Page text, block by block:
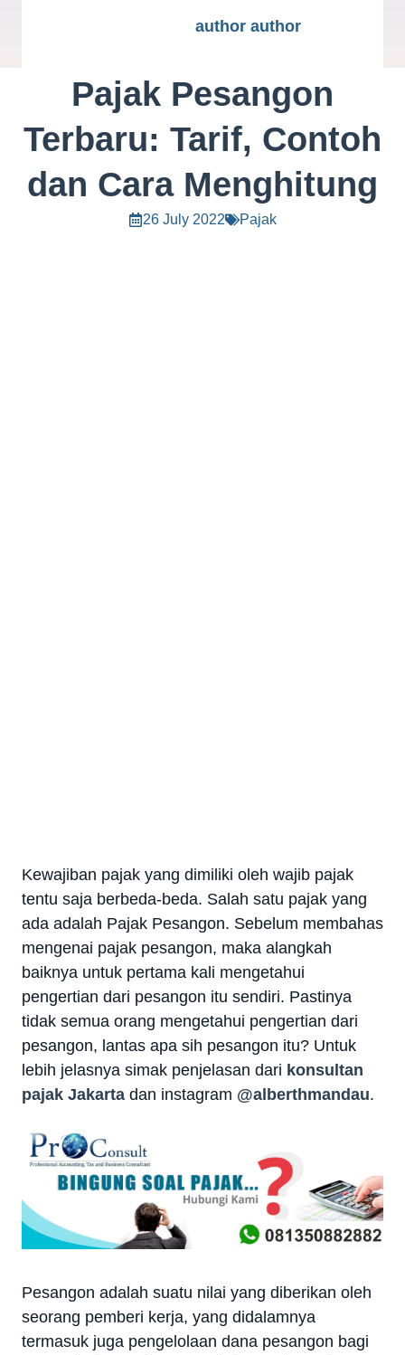
author author
Pajak Pesangon
Terbaru: Tarif, Contoh
dan Cara Menghitung
26 July 2022 Pajak
Kewajiban pajak yang dimiliki oleh wajib pajak
tentu saja berbeda-beda. Salah satu pajak yang
ada adalah Pajak Pesangon. Sebelum membahas
mengenai pajak pesangon, maka alangkah
baiknya untuk pertama kali mengetahui
pengertian dari pesangon itu sendiri. Pastinya
tidak semua orang mengetahui pengertian dari
pesangon, lantas apa sih pesangon itu? Untuk
lebih jelasnya simak penjelasan dari konsultan
pajak Jakarta dan instagram @alberthmandau.
Pesangon adalah suatu nilai yang diberikan oleh
seorang pemberi kerja, yang didalamnya
termasuk juga pengelolaan dana pesangon bagi